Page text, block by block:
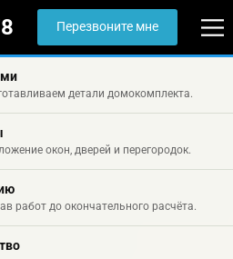
Перезвоните мне
детали домокомплекта.
окон, дверей и перегородок.
работ до окончательного расчёта.